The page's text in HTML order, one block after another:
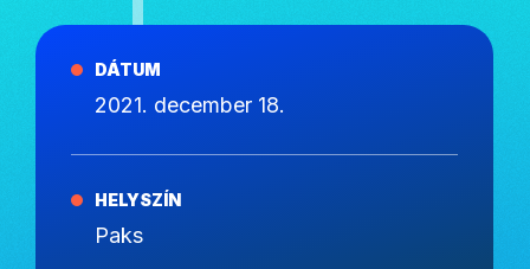
DÁTUM
2021. december 18.
HELYSZÍN
Paks